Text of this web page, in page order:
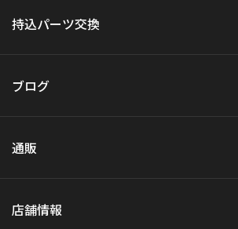
持込パーツ交換
ブログ
通販
店舗情報